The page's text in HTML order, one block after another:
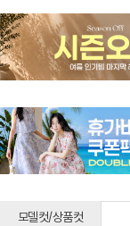
모델컷/상품컷